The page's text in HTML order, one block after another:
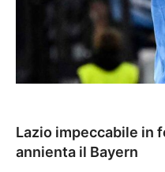
Lazio impeccabile in
annienta il Bayern